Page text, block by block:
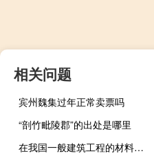
相关问题
宾州魏集过年正常卖票吗
“剖竹毗陵郡”的出处是哪里
在我国一般建筑工程的材料费用要占到总投资的10~20%